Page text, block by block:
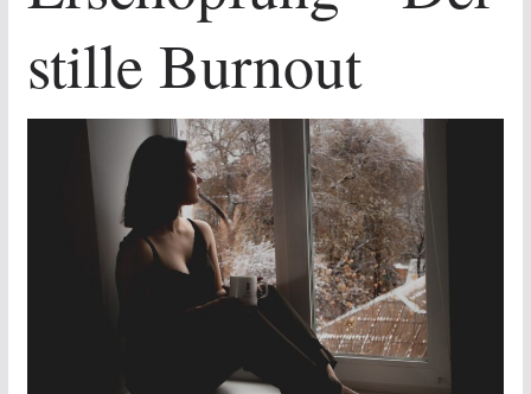
stille Burnout